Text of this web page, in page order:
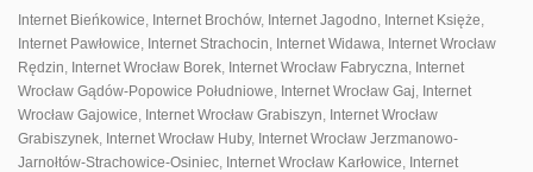
Internet Bieńkowice, Internet Brochów, Internet Jagodno, Internet Księże,
Internet Pawłowice, Internet Strachocin, Internet Widawa, Internet Wrocław
Rędzin, Internet Wrocław Borek, Internet Wrocław Fabryczna, Internet
Wrocław Gądów-Popowice Południowe, Internet Wrocław Gaj, Internet
Wrocław Gajowice, Internet Wrocław Grabiszyn, Internet Wrocław
Grabiszynek, Internet Wrocław Huby, Internet Wrocław Jerzmanowo-
Jarnołtów-Strachowice-Osiniec, Internet Wrocław Karłowice, Internet